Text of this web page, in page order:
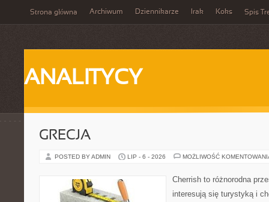
Strona główna Archiwum Dziennikarze Irak Koks Spis
ANALITYCY
GRECJA
POSTED BY ADMIN LIP - 6 - 2026 MOŻLIWOŚĆ
Cherrish to różnorodna
interesują się turystyką i